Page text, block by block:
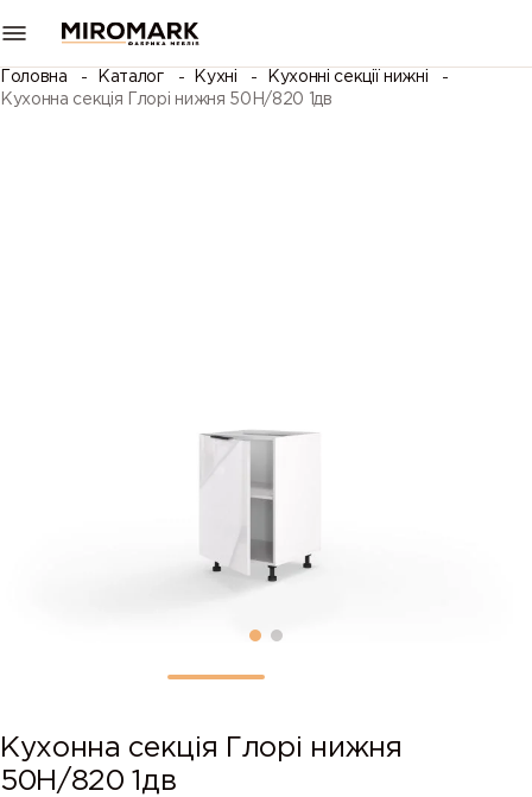
Головна Каталог Кухні
Кухонні секції нижні
Кухонна секція Глорі нижня 50Н/820 1дв
Кухонна секція Глорі нижня
50Н/820 1дв